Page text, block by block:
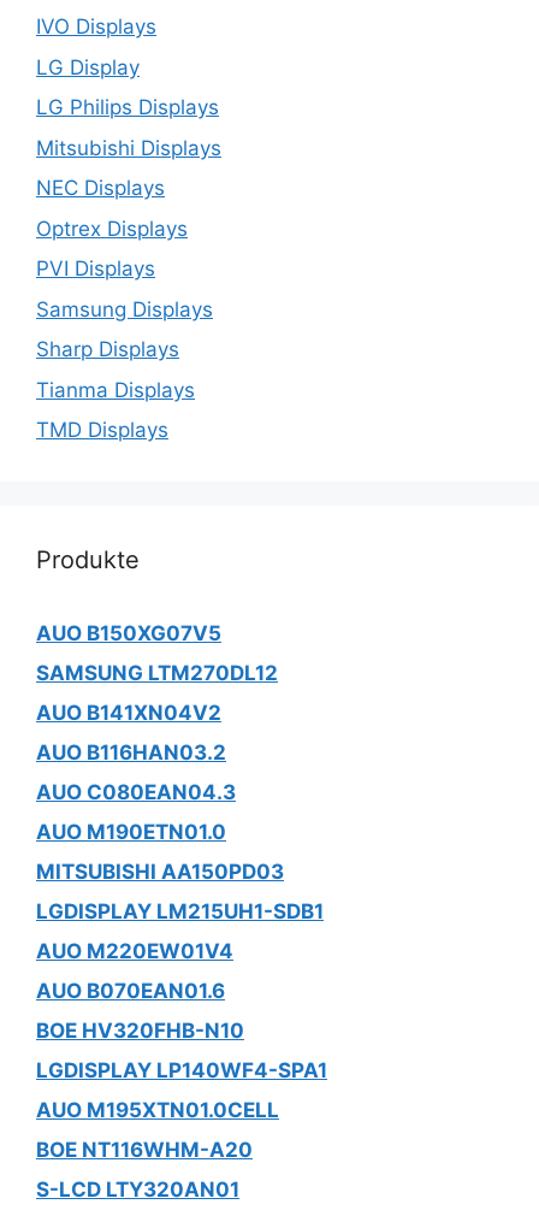
IVO Displays
LG Display
LG Philips Displays
Mitsubishi Displays
NEC Displays
Optrex Displays
PVI Displays
Samsung Displays
Sharp Displays
Tianma Displays
TMD Displays
Produkte
AUO B150XG07V5
SAMSUNG LTM270DL12
AUO B141XN04V2
AUO B116HAN03.2
AUO C080EAN04.3
AUO M190ETN01.0
MITSUBISHI AA150PD03
LGDISPLAY LM215UH1-SDB1
AUO M220EW01V4
AUO B070EAN01.6
BOE HV320FHB-N10
LGDISPLAY LP140WF4-SPA1
AUO M195XTN01.0CELL
BOE NT116WHM-A20
S-LCD LTY320AN01